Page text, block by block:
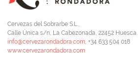
Cervezas del Sobrarbe S.L.,
Calle Única s/n, La Cabezonada, 22452 Huesca.
info@cervezarondadora.com, +34 633 504 018
www.cervezarondadora.com